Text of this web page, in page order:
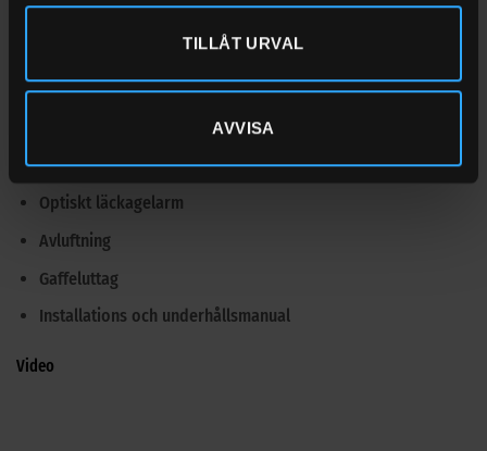
TILLÅT URVAL
AVVISA
överfyllnadsskydd för tankbilspåfyllning
Analog nivåmätare
Optiskt läckagelarm
Avluftning
Gaffeluttag
Installations och underhållsmanual
Video